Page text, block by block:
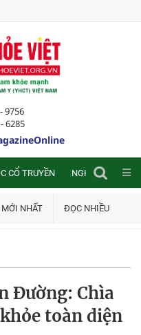
9756
6285
CỔ TRUYỀN NGHIÊN CỨU
MỚI NHẤT ĐỌC NHIỀU
Đường: Chìa
toàn diện